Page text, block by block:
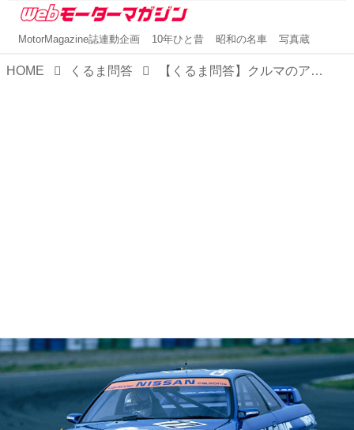
MotorMagazine誌連動企画 10年ひと昔 昭和の名車 写真蔵
HOME くるま問答 【くるま問答】クルマのアライメントの要となる！トー角とキャンバー角を解説